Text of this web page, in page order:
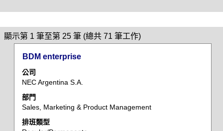
顯示第 1 筆至第 25 筆 (總共 71 筆工作)搜
尋
第
標
題
BDM enterprise
公司
NEC Argentina S.A.
部門
Sales, Marketing & Product Management
排班類型
選
取
空
列
以
檢